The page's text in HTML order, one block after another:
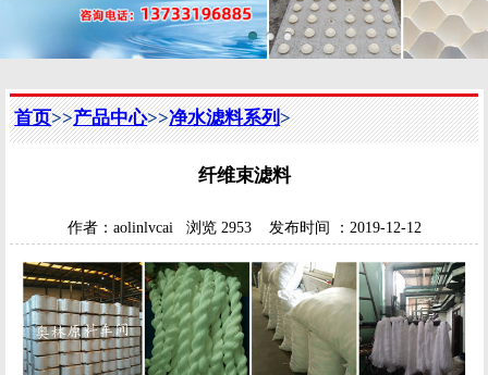
首页>>产品中心>>净水滤料系列>
纤维束滤料
作者： aolinlvcai 浏览 2953 发布时间 ： 2019-12-12